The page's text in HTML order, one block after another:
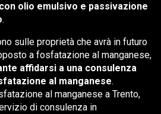
olio emulsivo e passivazione
.
sulle proprietà che avrà in futuro
a fosfatazione al manganese,
affidarsi a una consulenza
al manganese.
al manganese a Trento,
di consulenza in